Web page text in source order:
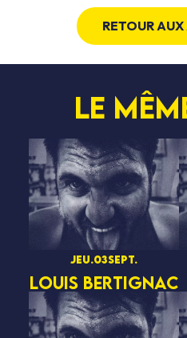
RETOUR
Le
jeu.03sept.
LOUIS BERTIGNAC